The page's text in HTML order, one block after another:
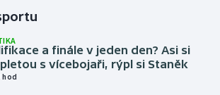
a finále v jeden den? Asi si
s vícebojaři, rýpl si Staněk
hod